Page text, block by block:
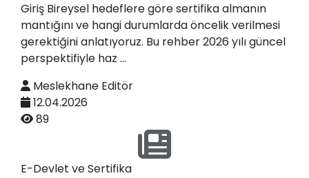
Giriş Bireysel hedeflere göre sertifika almanın
mantığını ve hangi durumlarda öncelik verilmesi
gerektiğini anlatıyoruz. Bu rehber 2026 yılı güncel
perspektifiyle haz ...
Meslekhane Editör
12.04.2026
89
E-Devlet ve Sertifika